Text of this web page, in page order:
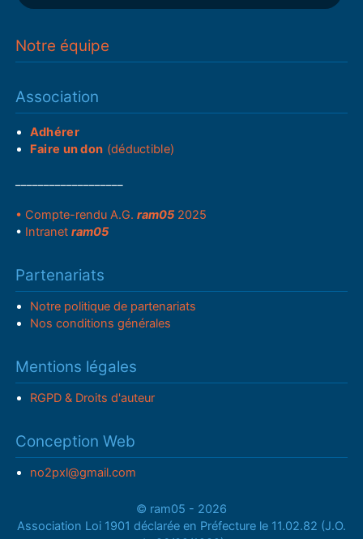
Notre équipe
Association
Adhérer
Faire un don (déductible)
• Compte-rendu A.G.ram05 2025
• Intranetram05
Partenariats
Notre politique de partenariats
Nos conditions générales
Mentions légales
RGPD & Droits d'auteur
Conception Web
no2pxl@gmail.com
© ram05 - 2026
Association Loi 1901 déclarée en Préfecture le 11.02.82 (J.O.